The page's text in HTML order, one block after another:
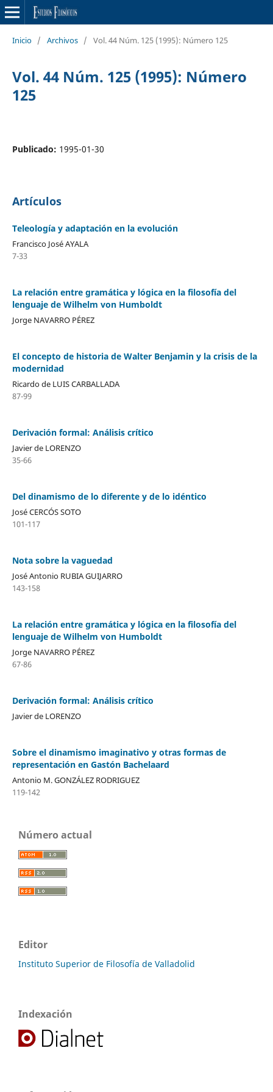
Inicio / Archivos / Vol. 44 Núm. 125 (1995): Número 125
Vol. 44 Núm. 125 (1995): Número
125
Publicado: 1995-01-30
Artículos
Teleología y adaptación en la evolución
Francisco José AYALA
7-33
La relación entre gramática y lógica en la filosofía del
lenguaje de Wilhelm von Humboldt
Jorge NAVARRO PÉREZ
El concepto de historia de Walter Benjamin y la crisis de la
modernidad
Ricardo de LUIS CARBALLADA
87-99
Derivación formal: Análisis crítico
Javier de LORENZO
35-66
Del dinamismo de lo diferente y de lo idéntico
José CERCÓS SOTO
101-117
Nota sobre la vaguedad
José Antonio RUBIA GUIJARRO
143-158
La relación entre gramática y lógica en la filosofía del
lenguaje de Wilhelm von Humboldt
Jorge NAVARRO PÉREZ
67-86
Derivación formal: Análisis crítico
Javier de LORENZO
Sobre el dinamismo imaginativo y otras formas de
representación en Gastón Bachelaard
Antonio M. GONZÁLEZ RODRIGUEZ
119-142
Número actual
Editor
Instituto Superior de Filosofía de Valladolid
Indexación